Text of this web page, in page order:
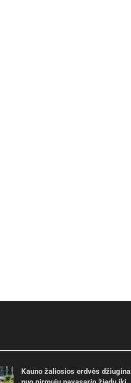
Kauno žaliosios erdvės džiugina